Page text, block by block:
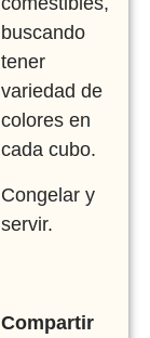
buscando
tener
variedad de
colores en
cada cubo.
Congelar y
servir.
Compartir